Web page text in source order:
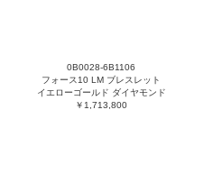
0B0028-6B1106
フォース10 LM ブレスレット
イエローゴールド ダイヤモンド
￥1,713,800